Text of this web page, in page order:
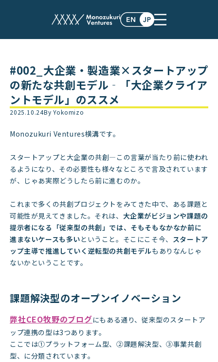
#002_大企業・製造業×スタートアップ
の新たな共創モデル‐「大企業クライア
ントモデル」のススメ
2025.10.24By Yokomizo
Monozukuri Ventures横溝です。
スタートアップと大企業の共創―この言葉が当たり前に使われ
るようになり、その必要性も様々なところで言及されています
が、じゃあ実際どうしたら前に進むのか。
これまで多くの共創プロジェクトをみてきた中で、ある課題と
可能性が見えてきました。それは、 大企業がビジョンや課題の
提示者になる「従来型の共創」では、そもそもなかなか前に
進まないケースも多いということ。そこにこそ今、 スタートア
ップ主導で推進していく逆転型の共創モデルもありなんじゃ
ないかということです。
課題解決型のオープンイノベーション
弊社CEO牧野のブログにもある通り、従来型のスタートア
ップ連携の型は3つあります。
ここでは①プラットフォーム型、②課題解決型、③事業共創
型、に分類されています。